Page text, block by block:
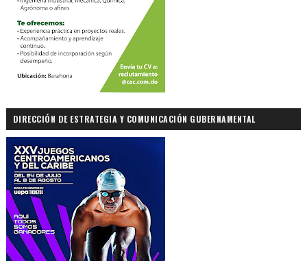
DIRECCIÓN DE ESTRATEGIA Y COMUNICACIÓN GUBERNAMENTAL